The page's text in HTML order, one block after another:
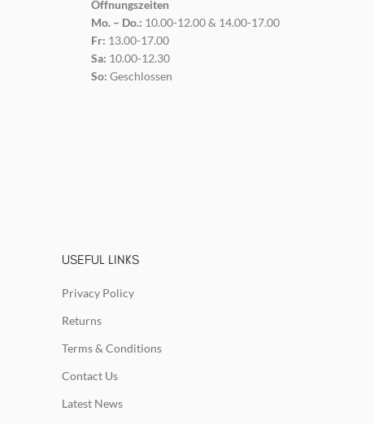
Öffnungszeiten
Mo. – Do.: 10.00-12.00 & 14.00-17.00
Fr: 13.00-17.00
Sa: 10.00-12.30
So: Geschlossen
USEFUL LINKS
Privacy Policy
Returns
Terms & Conditions
Contact Us
Latest News